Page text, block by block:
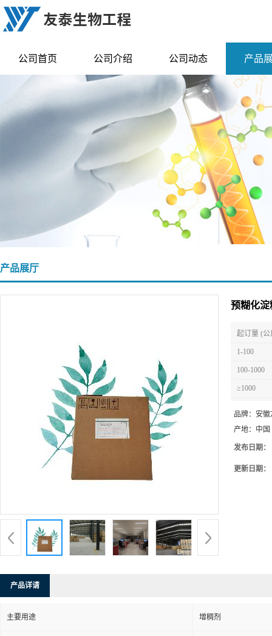
公司首页 公司介绍 公司动态 产品
产品展厅
预糊化淀
起订量 (公
1-100
100-1000
≥1000
品牌： 安徽
产地： 中国
发布日期：
更新日期：
产品详请
主要用途 增稠剂